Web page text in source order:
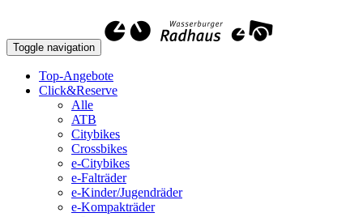
Toggle navigation
Top-Angebote
Click&Reserve
Alle
ATB
Citybikes
Crossbikes
e-Citybikes
e-Falträder
e-Kinder/Jugendräder
e-Kompakträder